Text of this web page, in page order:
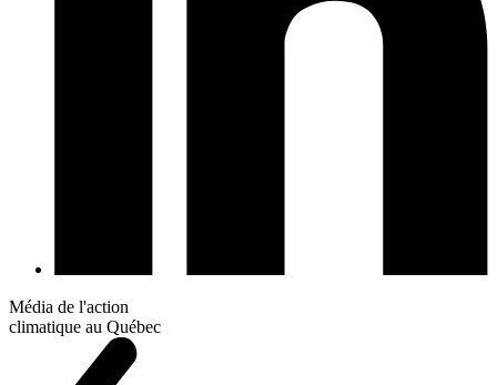
Média de l'action
climatique au Québec